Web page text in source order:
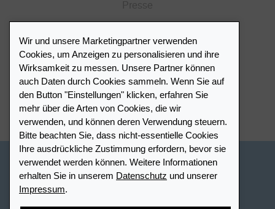
Händlerportal
Händlerverzeichnis
Meinen Leuchtturm Händler finden
Wir und unsere Marketingpartner verwenden
Cookies, um Anzeigen zu personalisieren und ihre
Wirksamkeit zu messen. Unsere Partner können
auch Daten durch Cookies sammeln. Wenn Sie auf
den Button "Einstellungen" klicken, erfahren Sie
mehr über die Arten von Cookies, die wir
verwenden, und können deren Verwendung steuern.
Bitte beachten Sie, dass nicht-essentielle Cookies
Ihre ausdrückliche Zustimmung erfordern, bevor sie
verwendet werden können. Weitere Informationen
erhalten Sie in unserem Datenschutz und unserer
Impressum.
Schweiz - Deutsch
Cookie-Einstellungen